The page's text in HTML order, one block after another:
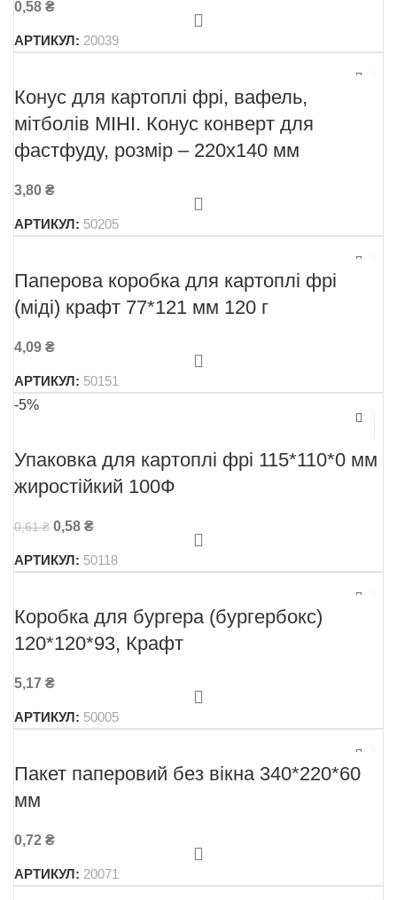
0,58 ₴
АРТИКУЛ: 20039
Конус для картоплі фрі, вафель,
мітболів МІНІ. Конус конверт для
фастфуду, розмір – 220х140 мм
3,80 ₴
АРТИКУЛ: 50205
Паперова коробка для картоплі фрі
(міді) крафт 77*121 мм 120 г
4,09 ₴
АРТИКУЛ: 50151
-5%
Упаковка для картоплі фрі 115*110*0 мм
жиростійкий 100Ф
0,61₴ 0,58 ₴
АРТИКУЛ: 50118
Коробка для бургера (бургербокс)
120*120*93, Крафт
5,17 ₴
АРТИКУЛ: 50005
Пакет паперовий без вікна 340*220*60
мм
0,72 ₴
АРТИКУЛ: 20071